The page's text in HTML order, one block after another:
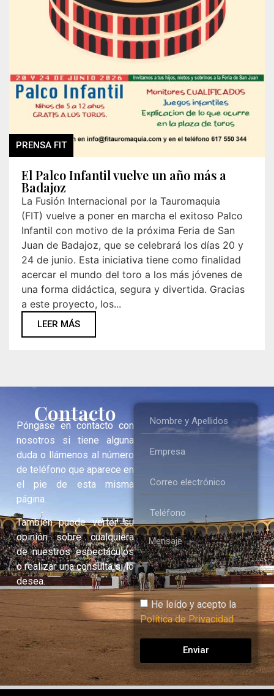
PRENSA FIT
El Palco Infantil vuelve un año más a
Badajoz
La Fusión Internacional por la Tauromaquia
(FIT) vuelve a poner en marcha el exitoso Palco
Infantil con motivo de la próxima Feria de San
Juan de Badajoz, que se celebrará los días 20 y
24 de junio. Esta iniciativa tiene como finalidad
acercar el mundo del toro a los más jóvenes de
una forma didáctica, segura y divertida. Gracias
a este proyecto, los...
LEER MÁS
Contacto
Póngase en contacto con
nosotros si tiene alguna
duda o llámenos al número
de teléfono que aparece en
el pie de esta misma
página.
También puede verter su
opinión sobre cualquiera
de nuestros espectáculos
o realizar una consulta si lo
desea.
He leído y acepto la
Política de Privacidad
Enviar